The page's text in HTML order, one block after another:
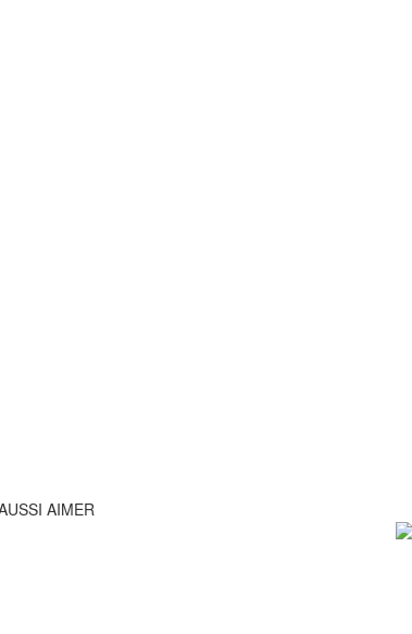
AIMER